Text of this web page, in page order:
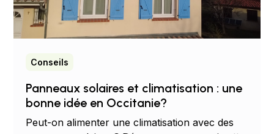
Conseils
Panneaux solaires et climatisation : une
bonne idée en Occitanie?
Peut-on alimenter une climatisation avec des